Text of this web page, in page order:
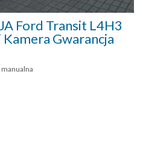
Ford Transit L4H3
Gwarancja